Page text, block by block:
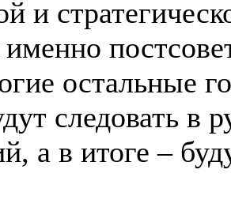
и
остальные
следовать в
а в итоге –